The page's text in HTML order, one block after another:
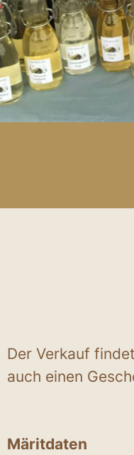
Der Verkauf
auch einen
Märitdaten